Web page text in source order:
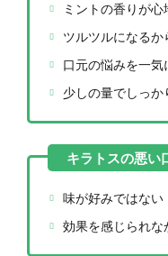
ミントの香りが心
ツルツルになるか
口元の悩みを一
少しの量でしっ
味が好みではない
効果を感じられな